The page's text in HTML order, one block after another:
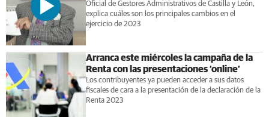
Oficial de Gestores Administrativos de Castilla y León,
explica cuáles son los principales cambios en el
ejercicio de 2023
Arranca este miércoles la campaña de la
Renta con las presentaciones ‘online’
Los contribuyentes ya pueden acceder a sus datos
fiscales de cara a la presentación de la declaración de la
Renta 2023